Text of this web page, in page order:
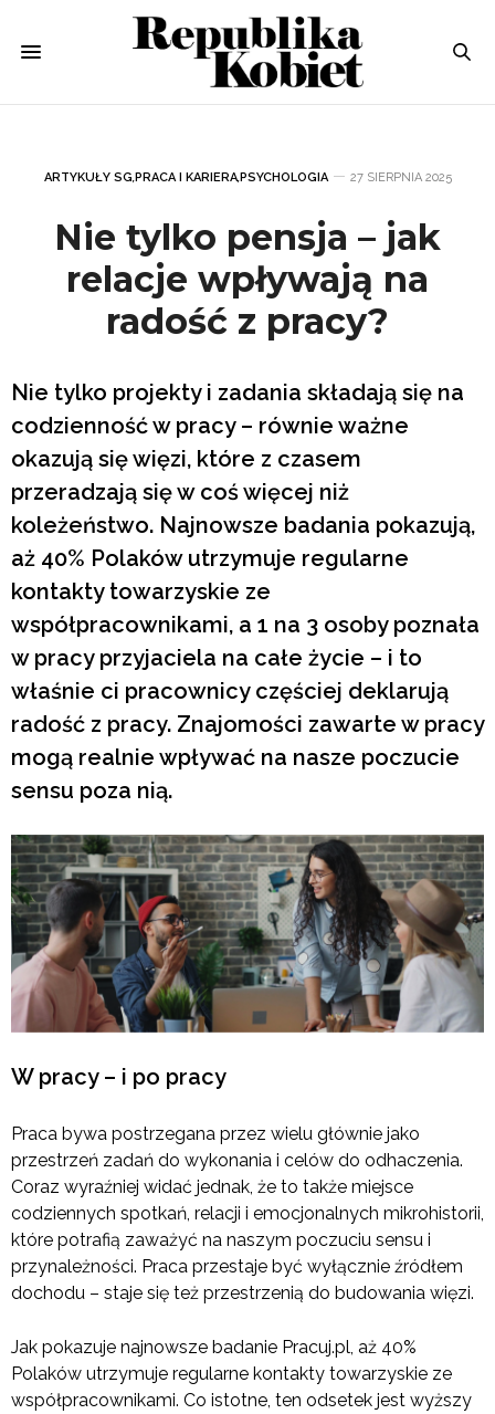
ARTYKUŁY SG,PRACA I KARIERA,PSYCHOLOGIA 27 SIERPNIA 2025
Nie tylko pensja – jak
relacje wpływają na
radość z pracy?
Nie tylko projekty i zadania składają się na
codzienność w pracy – równie ważne
okazują się więzi, które z czasem
przeradzają się w coś więcej niż
koleżeństwo. Najnowsze badania pokazują,
aż 40% Polaków utrzymuje regularne
kontakty towarzyskie ze
współpracownikami, a 1 na 3 osoby poznała
w pracy przyjaciela na całe życie – i to
właśnie ci pracownicy częściej deklarują
radość z pracy. Znajomości zawarte w pracy
mogą realnie wpływać na nasze poczucie
sensu poza nią.
W pracy – i po pracy
Praca bywa postrzegana przez wielu głównie jako
przestrzeń zadań do wykonania i celów do odhaczenia.
Coraz wyraźniej widać jednak, że to także miejsce
codziennych spotkań, relacji i emocjonalnych mikrohistorii,
które potrafią zaważyć na naszym poczuciu sensu i
przynależności. Praca przestaje być wyłącznie źródłem
dochodu – staje się też przestrzenią do budowania więzi.
Jak pokazuje najnowsze badanie Pracuj.pl, aż 40%
Polaków utrzymuje regularne kontakty towarzyskie ze
współpracownikami. Co istotne, ten odsetek jest wyższy